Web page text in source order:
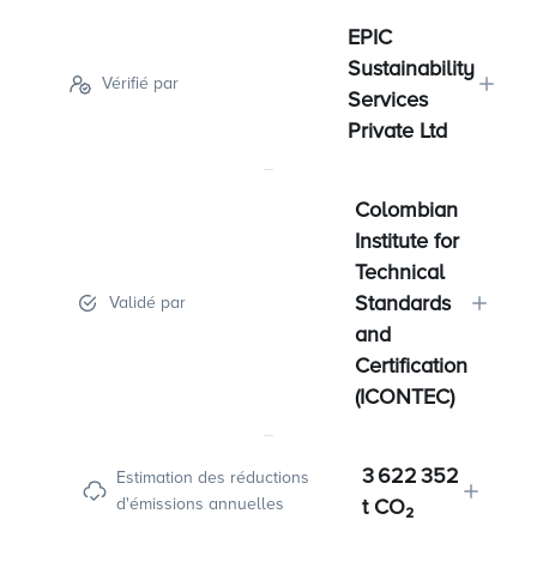
Vérifié par
EPIC
Sustainability
Services
Private Ltd
Validé par
Colombian
Institute for
Technical
Standards
and
Certification
(ICONTEC)
Estimation des réductions
d'émissions annuelles
3 622 352
t CO₂